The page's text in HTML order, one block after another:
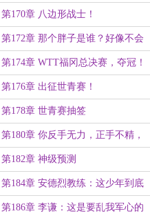
第170章 八边形战士！
第172章 那个胖子是谁？好像不会
打球的样子！
第174章 WTT福冈总决赛，夺冠！
超级全满贯九大赛进度，+1！
第176章 出征世青赛！
第178章 世青赛抽签
第180章 你反手无力，正手不精，
脚步松散，就这还想赢我？
第182章 神级预测
第184章 安德烈教练：这少年到底
是什么怪物？
第186章 李谦：这是要乱我军心的